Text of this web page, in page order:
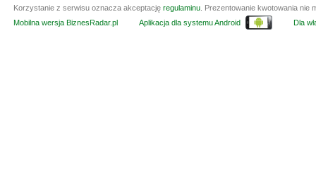
Korzystanie z serwisu oznacza akceptację regulaminu . Prezentowanie kwotowania
Mobilna wersja BiznesRadar.pl
Aplikacja dla systemu Android Dla